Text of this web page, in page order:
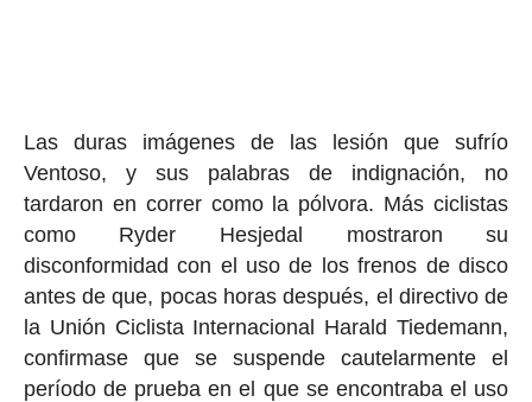
Las duras imágenes de las lesión que sufrío
Ventoso, y sus palabras de indignación, no
tardaron en correr como la pólvora. Más ciclistas
como Ryder Hesjedal mostraron su
disconformidad con el uso de los frenos de disco
antes de que, pocas horas después, el directivo de
la Unión Ciclista Internacional Harald Tiedemann,
confirmase que se suspende cautelarmente el
período de prueba en el que se encontraba el uso